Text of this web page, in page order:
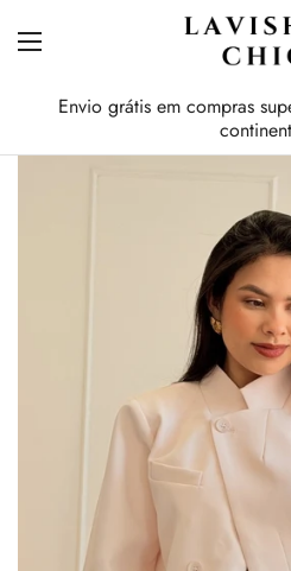
Envio grátis em compras